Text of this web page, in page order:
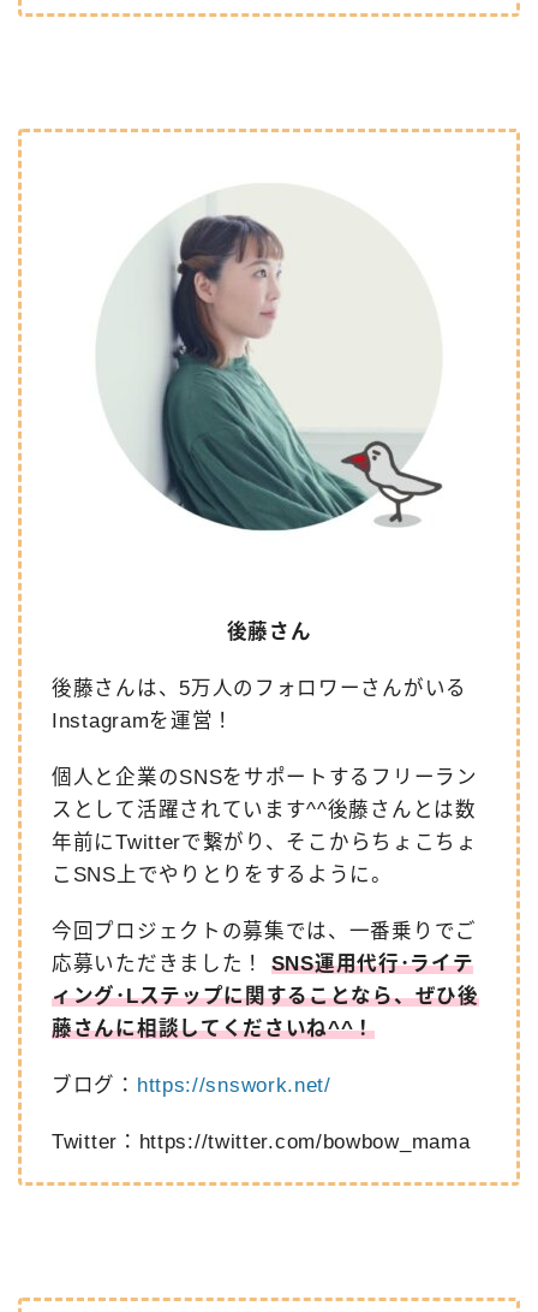
後藤さん
後藤さんは、5万人のフォロワーさんがいる
Instagramを運営！
個人と企業のSNSをサポートするフリーラン
スとして活躍されています^^後藤さんとは数
年前にTwitterで繋がり、そこからちょこちょ
こSNS上でやりとりをするように。
今回プロジェクトの募集では、一番乗りでご
応募いただきました！ SNS運用代行･ライテ
ィング･Lステップに関することなら、ぜひ後
藤さんに相談してくださいね^^！
ブログ： https://snswork.net/
Twitter： https://twitter.com/bowbow_mama